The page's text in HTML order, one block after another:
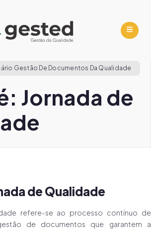
Gestão De Documentos Da Qualidade
Jornada de
de Qualidade
refere-se ao processo contínuo de
de documentos que garantem a